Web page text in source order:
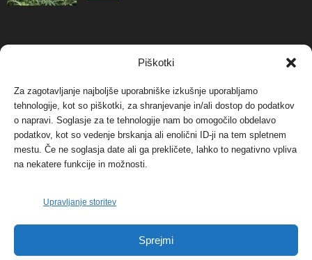
Piškotki
Za zagotavljanje najboljše uporabniške izkušnje uporabljamo
tehnologije, kot so piškotki, za shranjevanje in/ali dostop do podatkov
o napravi. Soglasje za te tehnologije nam bo omogočilo obdelavo
podatkov, kot so vedenje brskanja ali enolični ID-ji na tem spletnem
mestu. Če ne soglasja date ali ga prekličete, lahko to negativno vpliva
na nekatere funkcije in možnosti.
Upravljanje storitev
Sprejmi
NAJBOLJ KOMENTIRANO
Protest proti vetrnim elektrarnam na Ojstrici, v
svetu pa vedno bolj...
Dogodki 12. maja, 2017
Tožilstvo v Celovcu v korist elektrarnam
Verbund
FOTO: Razstava cvetličarskega mojstra Andreja
Dogodki 27. novembra, 2017